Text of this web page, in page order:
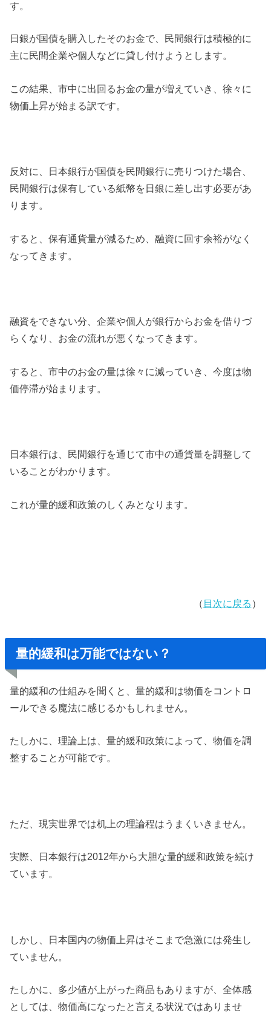
す。
日銀が国債を購入したそのお金で、民間銀行は積極的に
主に民間企業や個人などに貸し付けようとします。
この結果、市中に出回るお金の量が増えていき、徐々に
物価上昇が始まる訳です。
反対に、日本銀行が国債を民間銀行に売りつけた場合、
民間銀行は保有している紙幣を日銀に差し出す必要があ
ります。
すると、保有通貨量が減るため、融資に回す余裕がなく
なってきます。
融資をできない分、企業や個人が銀行からお金を借りづ
らくなり、お金の流れが悪くなってきます。
すると、市中のお金の量は徐々に減っていき、今度は物
価停滞が始まります。
日本銀行は、民間銀行を通じて市中の通貨量を調整して
いることがわかります。
これが量的緩和政策のしくみとなります。
（ 目次に戻る ）
量的緩和は万能ではない？
量的緩和の仕組みを聞くと、量的緩和は物価をコントロ
ールできる魔法に感じるかもしれません。
たしかに、理論上は、量的緩和政策によって、物価を調
整することが可能です。
ただ、現実世界では机上の理論程はうまくいきません。
実際、日本銀行は2012年から大胆な量的緩和政策を続け
ています。
しかし、日本国内の物価上昇はそこまで急激には発生し
ていません。
たしかに、多少値が上がった商品もありますが、全体感
としては、物価高になったと言える状況ではありませ